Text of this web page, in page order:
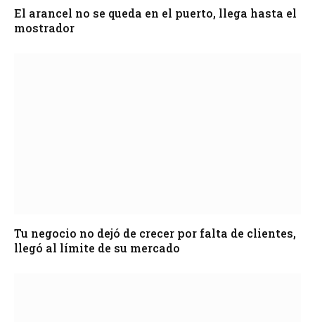
El arancel no se queda en el puerto, llega hasta el
mostrador
Tu negocio no dejó de crecer por falta de clientes,
llegó al límite de su mercado